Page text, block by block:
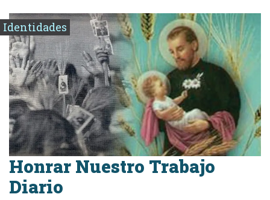
Identidades
Honrar Nuestro Trabajo
Diario